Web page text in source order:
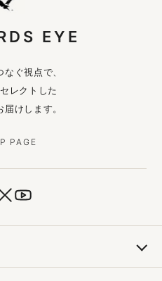
EYE
ぐ視点で、
レクトした
けします。
PAGE